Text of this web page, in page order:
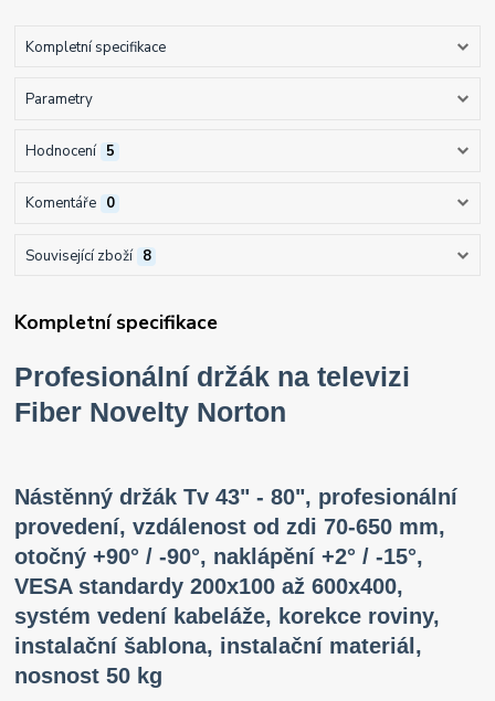
Kompletní specifikace
Parametry
Hodnocení 5
Komentáře 0
Související zboží 8
Kompletní specifikace
Profesionální držák na televizi
Fiber Novelty Norton
Nástěnný držák Tv 43" - 80", profesionální
provedení, vzdálenost od zdi 70-650 mm,
otočný +90° / -90°, naklápění +2° / -15°,
VESA standardy 200x100 až 600x400,
systém vedení kabeláže, korekce roviny,
instalační šablona, instalační materiál,
nosnost 50 kg